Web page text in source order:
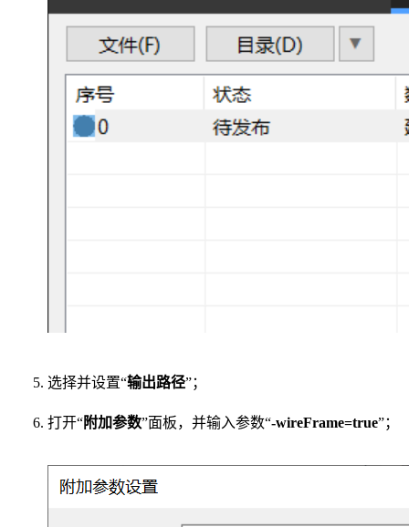
选择并设置“输出路径”；
打开“附加参数”面板，并输入参数“-wireFrame=true”；